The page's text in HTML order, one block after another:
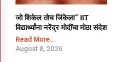
जो शिकेल तोच जिंकेल!” IIT
विद्यार्थ्यांना नरेंद्र मोदींचा मोठा संदेश
Read More..
August 8, 2026